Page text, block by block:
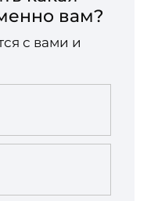
вам?
с вами и